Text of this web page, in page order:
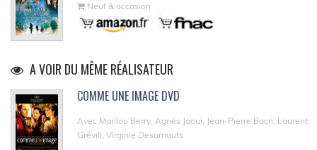
Neuf & occasion
A VOIR DU MÊME RÉALISATEUR
COMME UNE IMAGE DVD
Avec Marilou Berry, Agnès Jaoui, Jean-Pierre Bacri, Laurent
Grévill, Virginie Desarnauts